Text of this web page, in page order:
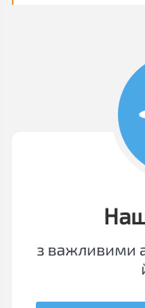
з важливими